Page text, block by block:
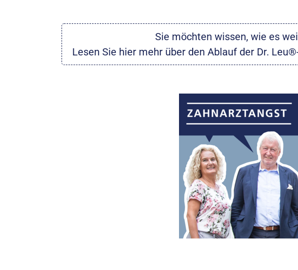
Sie möchten wissen, wie es
Lesen Sie hier mehr über den Ablauf der Dr.